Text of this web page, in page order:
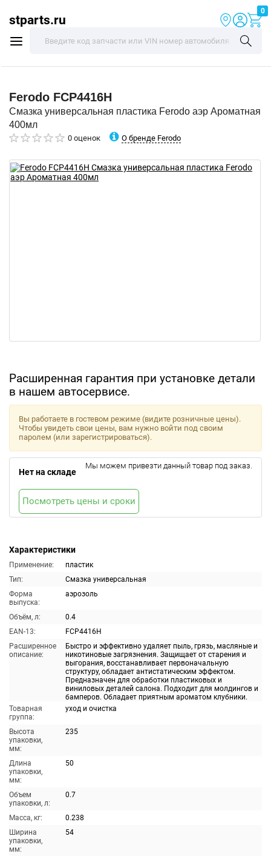
stparts.ru
0
Ferodo FCP4416H
Смазка универсальная пластика Ferodo аэр Ароматная
400мл
0 оценок О бренде Ferodo
Расширенная гарантия при установке детали
в нашем автосервисе.
Характеристики
Применение:
пластик
Тип:
Смазка универсальная
Форма
выпуска:
аэрозоль
Объём, л:
0.4
EAN-13:
FCP4416H
Расширенное
описание:
Быстро и эффективно удаляет пыль, грязь, масляные и
никотиновые загрязнения. Защищает от старения и
выгорания, восстанавливает первоначальную
структуру, обладает антистатическим эффектом.
Предназначен для обработки пластиковых и
виниловых деталей салона. Подходит для молдингов и
бамперов. Обладает приятным ароматом клубники.
Товарная
группа:
уход и очистка
Высота
упаковки,
мм:
235
Длина
упаковки,
мм:
50
Объем
упаковки, л:
0.7
Масса, кг:
0.238
Ширина
упаковки,
мм:
54
Вы работаете в гостевом режиме (видите розничные цены).
Чтобы увидеть свои цены, вам нужно войти под своим
паролем (или зарегистрироваться).
Нет на складе
Мы можем привезти данный товар под заказ.
Посмотреть цены и сроки